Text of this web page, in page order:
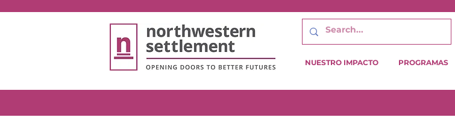
NUESTRO IMPACTO PROGRAMAS